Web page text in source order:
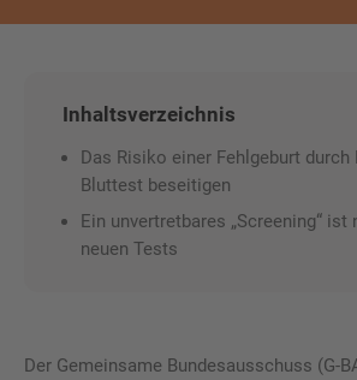
Inhaltsverzeichnis
Das Risiko einer Fehlgeburt durch
Bluttest beseitigen
Ein unvertretbares „Screening“
neuen Tests
Der Gemeinsame Bundesausschuss (G-